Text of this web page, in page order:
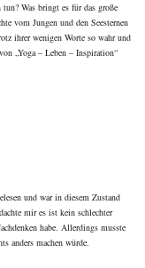
Was bringt es für das große
vom Jungen und den Seesternen
ihrer wenigen Worte so wahr und
„Yoga – Leben – Inspiration“
und war in diesem Zustand
mir es ist kein schlechter
habe. Allerdings musste
anders machen würde.